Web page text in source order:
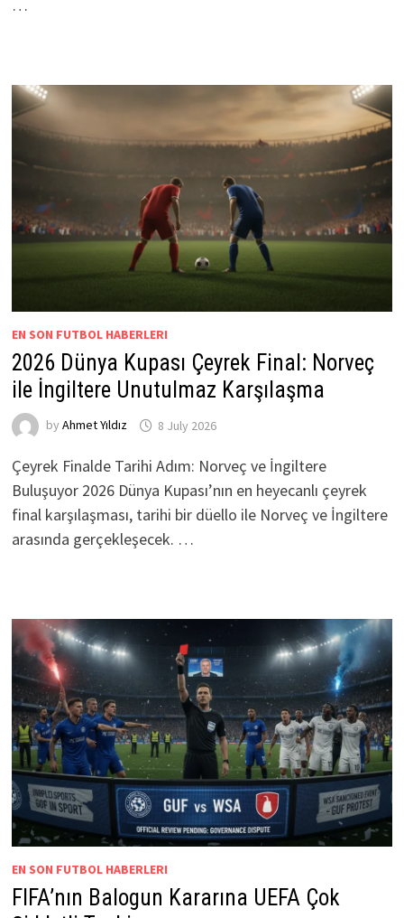
…
EN SON FUTBOL HABERLERI
2026 Dünya Kupası Çeyrek Final: Norveç
ile İngiltere Unutulmaz Karşılaşma
by Ahmet Yıldız 8 July 2026
Çeyrek Finalde Tarihi Adım: Norveç ve İngiltere
Buluşuyor 2026 Dünya Kupası’nın en heyecanlı çeyrek
final karşılaşması, tarihi bir düello ile Norveç ve İngiltere
arasında gerçekleşecek. …
EN SON FUTBOL HABERLERI
FIFA’nın Balogun Kararına UEFA Çok